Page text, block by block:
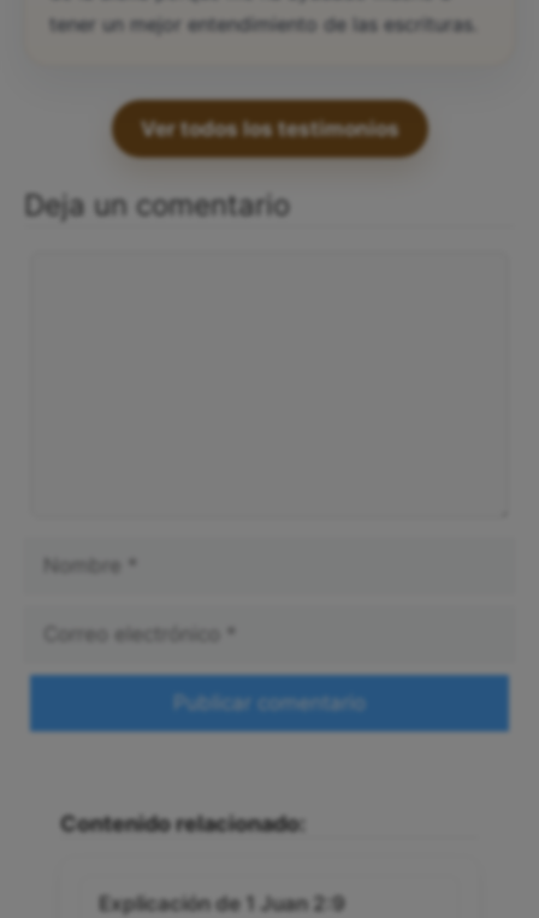
tener un mejor entendimiento de las escrituras.
Ver todos los testimonios
Deja un comentario
Contenido relacionado:
Explicación de 1 Juan 2:9